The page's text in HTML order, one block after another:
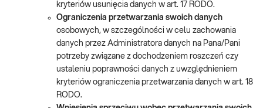
kryteriów usunięcia danych w art. 17 RODO.
Ograniczenia przetwarzania swoich danych
osobowych, w szczególności w celu zachowania
danych przez Administratora danych na Pana/Pani
potrzeby związane z dochodzeniem roszczeń czy
ustaleniu poprawności danych z uwzględnieniem
kryteriów ograniczenia przetwarzania danych w art. 18
RODO.